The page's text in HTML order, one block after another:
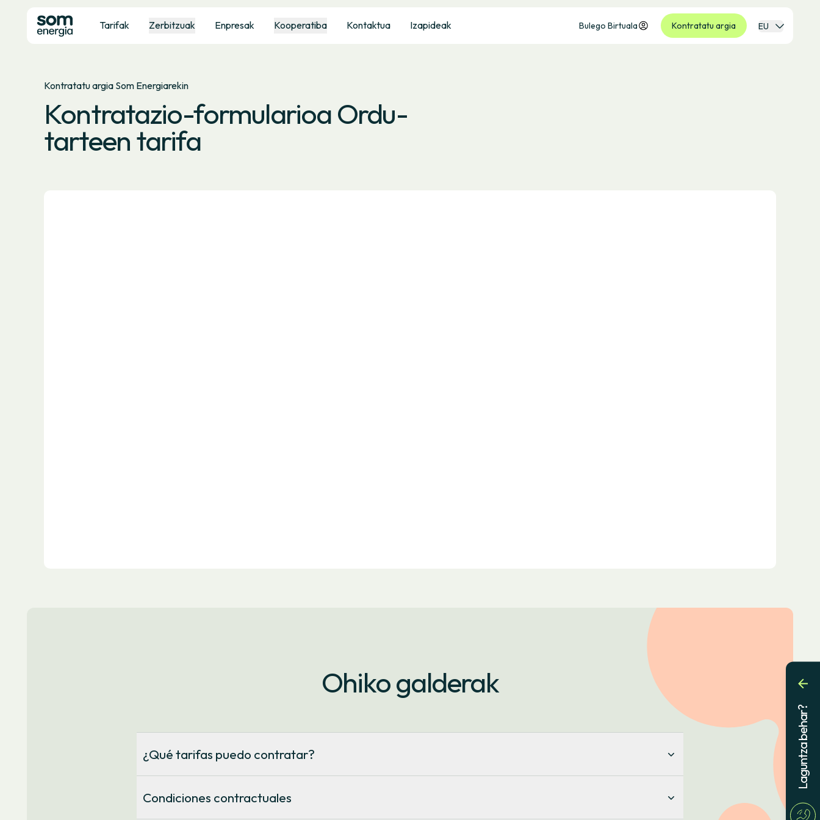
Tarifak Zerbitzuak Enpresak Kooperatiba Kontaktua Izapideak Bulego Birtuala Kontratatu argia EU
Kontratatu argia Som Energiarekin
Kontratazio-formularioa Ordu-
tarteen tarifa
Ohiko galderak
¿Qué tarifas puedo contratar?
puedes contratar una tarifa indexada, que depende del precio de la energía en el mercado mayorista diario y que, por lo tanto,
cambia de precio cada día cada hora.
Condiciones contractuales
Laguntza behar?